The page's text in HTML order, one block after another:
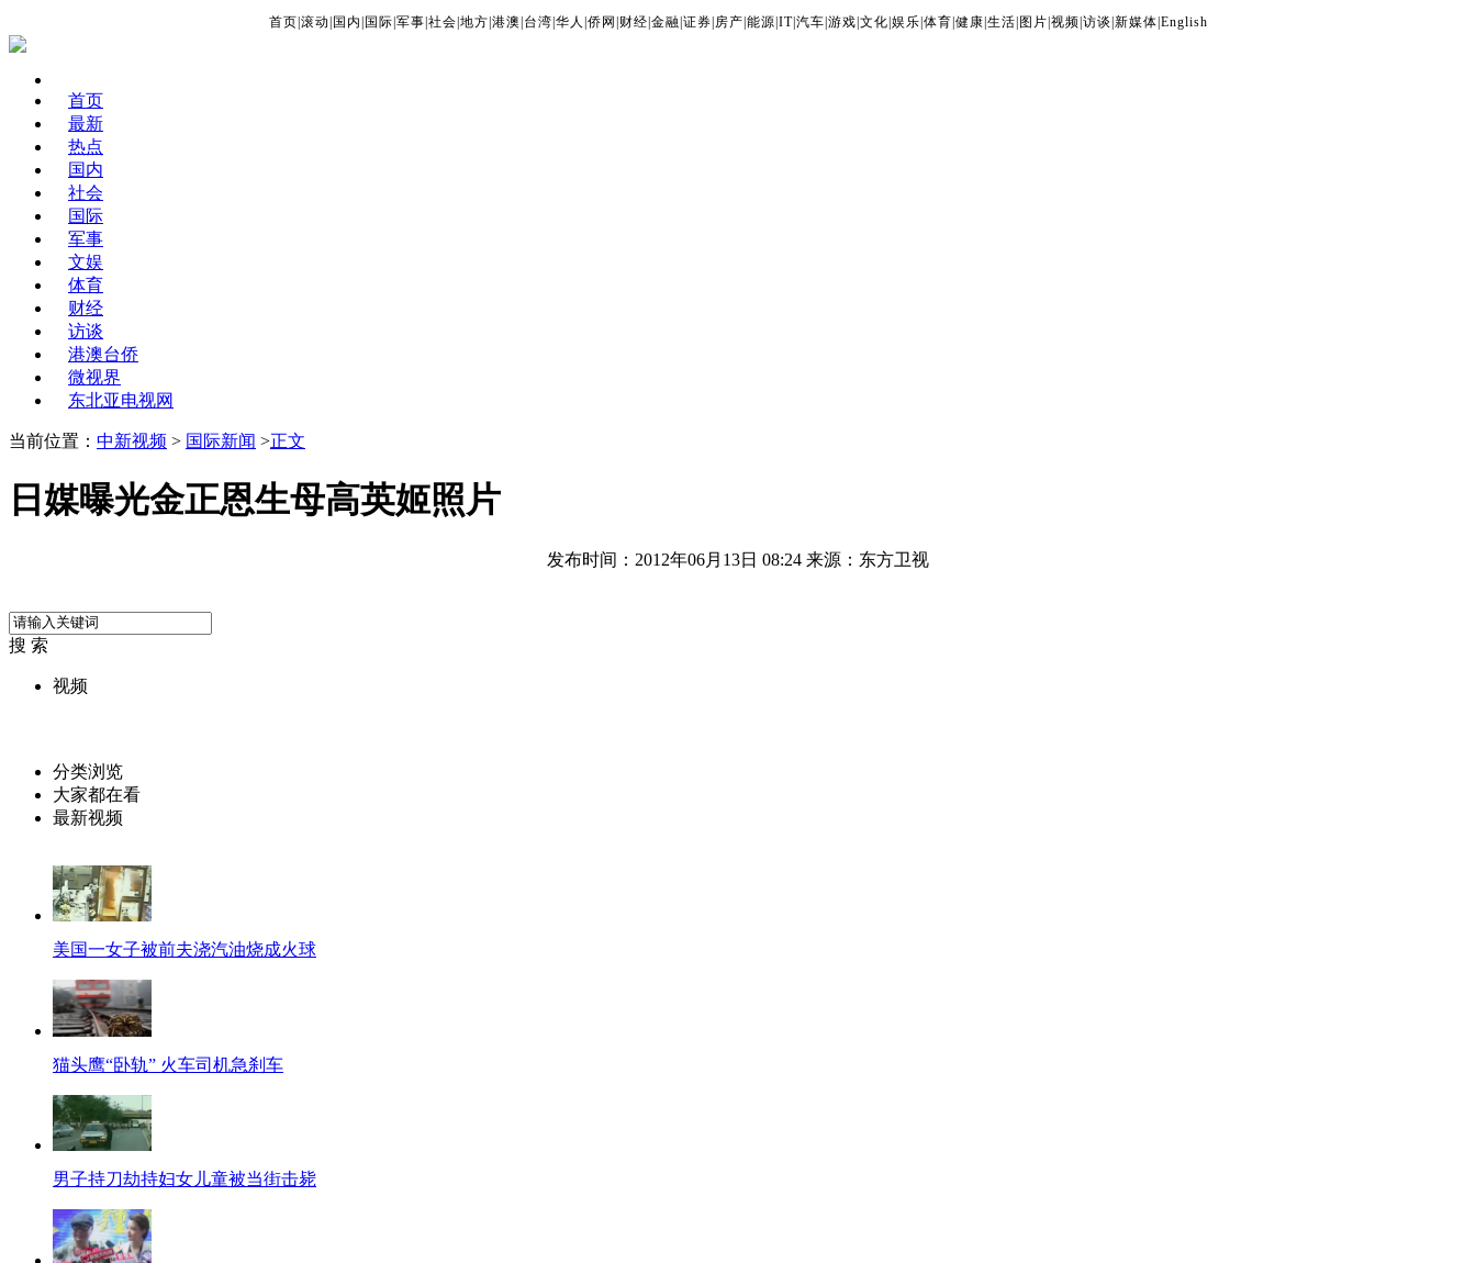
首页 滚动 国内 国际 军事 社会 地方 港澳 台湾 华人 侨网 财经 金融 证券 房产 能源 IT| 汽车 游戏 文化 娱乐 体育 健康 生活 图片 视频 访谈 新媒体 English
首页
最新
热点
国内
社会
国际
军事
文娱
体育
财经
访谈
港澳台侨
微视界
东北亚电视网
当前位置： 中新视频 > 国际新闻 >正文
日媒曝光金正恩生母高英姬照片
发布时间：2012年06月13日 08:24 来源：东方卫视
搜 索
视频
分类浏览
大家都在看
最新视频
美国一女子被前夫浇汽油烧成火球
猫头鹰“卧轨” 火车司机急刹车
男子持刀劫持妇女儿童被当街击毙